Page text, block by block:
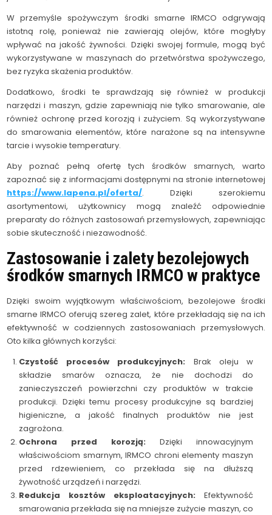
W przemyśle spożywczym środki smarne IRMCO odgrywają
istotną rolę, ponieważ nie zawierają olejów, które mogłyby
wpływać na jakość żywności. Dzięki swojej formule, mogą być
wykorzystywane w maszynach do przetwórstwa spożywczego,
bez ryzyka skażenia produktów.
Dodatkowo, środki te sprawdzają się również w produkcji
narzędzi i maszyn, gdzie zapewniają nie tylko smarowanie, ale
również ochronę przed korozją i zużyciem. Są wykorzystywane
do smarowania elementów, które narażone są na intensywne
tarcie i wysokie temperatury.
Aby poznać pełną ofertę tych środków smarnych, warto
zapoznać się z informacjami dostępnymi na stronie internetowej
https://www.lapena.pl/oferta/. Dzięki szerokiemu
asortymentowi, użytkownicy mogą znaleźć odpowiednie
preparaty do różnych zastosowań przemysłowych, zapewniając
sobie skuteczność i niezawodność.
Zastosowanie i zalety bezolejowych
środków smarnych IRMCO w praktyce
Dzięki swoim wyjątkowym właściwościom, bezolejowe środki
smarne IRMCO oferują szereg zalet, które przekładają się na ich
efektywność w codziennych zastosowaniach przemysłowych.
Oto kilka głównych korzyści:
Czystość procesów produkcyjnych: Brak oleju w
składzie smarów oznacza, że nie dochodzi do
zanieczyszczeń powierzchni czy produktów w trakcie
produkcji. Dzięki temu procesy produkcyjne są bardziej
higieniczne, a jakość finalnych produktów nie jest
zagrożona.
Ochrona przed korozją: Dzięki innowacyjnym
właściwościom smarnym, IRMCO chroni elementy maszyn
przed rdzewieniem, co przekłada się na dłuższą
żywotność urządzeń i narzędzi.
Redukcja kosztów eksploatacyjnych:Efektywność
smarowania przekłada się na mniejsze zużycie maszyn, co